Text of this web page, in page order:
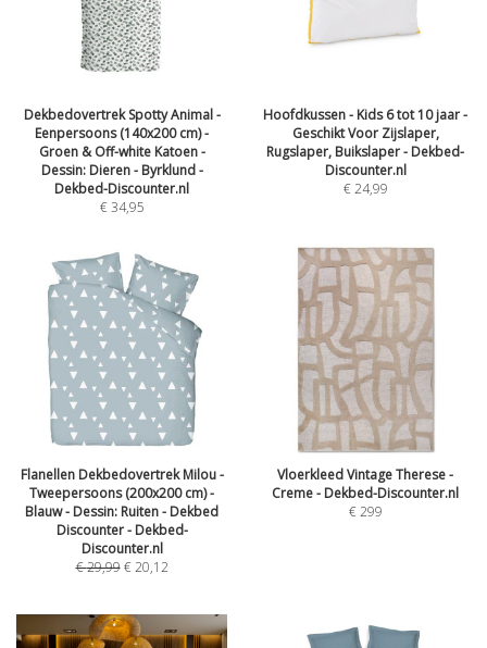
Dekbedovertrek Spotty Animal -
Eenpersoons (140x200 cm) -
Groen & Off-white Katoen -
Dessin: Dieren - Byrklund -
Dekbed-Discounter.nl
€34,95
Hoofdkussen - Kids 6 tot 10 jaar -
Geschikt Voor Zijslaper,
Rugslaper, Buikslaper - Dekbed-
Discounter.nl
€24,99
Flanellen Dekbedovertrek Milou -
Tweepersoons (200x200 cm) -
Blauw - Dessin: Ruiten - Dekbed
Discounter - Dekbed-
Discounter.nl
€29,99 €20,12
Vloerkleed Vintage Therese -
Creme - Dekbed-Discounter.nl
€299